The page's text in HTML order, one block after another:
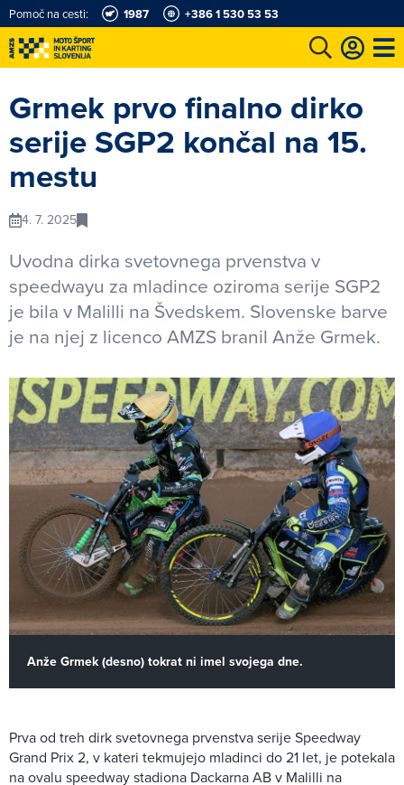
Pomoč na cesti: 1987 +386 1 530 53 53
Grmek prvo finalno dirko
serije SGP2 končal na 15.
mestu
4. 7. 2025
Uvodna dirka svetovnega prvenstva v
speedwayu za mladince oziroma serije SGP2
je bila v Malilli na Švedskem. Slovenske barve
je na njej z licenco AMZS branil Anže Grmek.
Anže Grmek (desno) tokrat ni imel svojega dne.
Prva od treh dirk svetovnega prvenstva serije Speedway
Grand Prix 2, v kateri tekmujejo mladinci do 21 let, je potekala
na ovalu speedway stadiona Dackarna AB v Malilli na